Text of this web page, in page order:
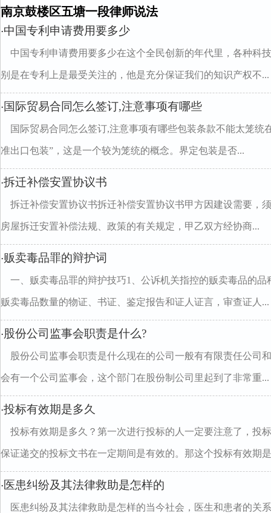
南京鼓楼区五塘一段律师说法
·中国专利申请费用要多少
中国专利申请费用要多少在这个全民创新的年代里，各种科
别是在专利上是最受关注的，他是充分保证我们的知识产权不...
· 国际贸易合同怎么签订,注意事项有哪些
国际贸易合同怎么签订,注意事项有哪些包装条款不能太笼统
准出口包装”，这是一个较为笼统的概念。界定包装是否...
·拆迁补偿安置协议书
拆迁补偿安置协议书拆迁补偿安置协议书甲方因建设需要，
房屋拆迁安置补偿法规、政策的有关规定，甲乙双方经协商...
·贩卖毒品罪的辩护词
一、贩卖毒品罪的辩护技巧1、公诉机关指控的贩卖毒品的
贩卖毒品数量的物证、书证、鉴定报告和证人证言，审查证人...
·股份公司监事会职责是什么?
股份公司监事会职责是什么现在的公司一般有有限责任公司
会有一个公司监事会，这个部门在股份制公司里起到了非常重...
·投标有效期是多久
投标有效期是多久？第一次进行投标的人一定要注意了，投
保证递交的投标文书在一定期间是有效的。那这个投标有效期
· 医患纠纷及其法律救助是怎样的
医患纠纷及其法律救助是怎样的当今社会，医生和患者的关